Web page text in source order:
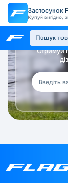
Застосунок
Купуй вигідно,
Отримуй